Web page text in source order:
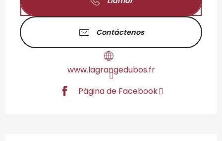
Contáctenos
www.lagrangedubos.fr
Página de Facebook